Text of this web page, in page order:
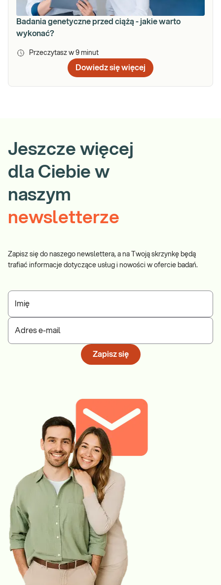
Badania genetyczne przed ciążą - jakie warto
wykonać?
Przeczytasz w 9 minut
Dowiedz się więcej
Jeszcze więcej
dla Ciebie w
naszym
newsletterze
Zapisz się do naszego newslettera, a na Twoją skrzynkę będą
trafiać informacje dotyczące usług i nowości w ofercie badań.
Imię
Adres e-mail
Zapisz się